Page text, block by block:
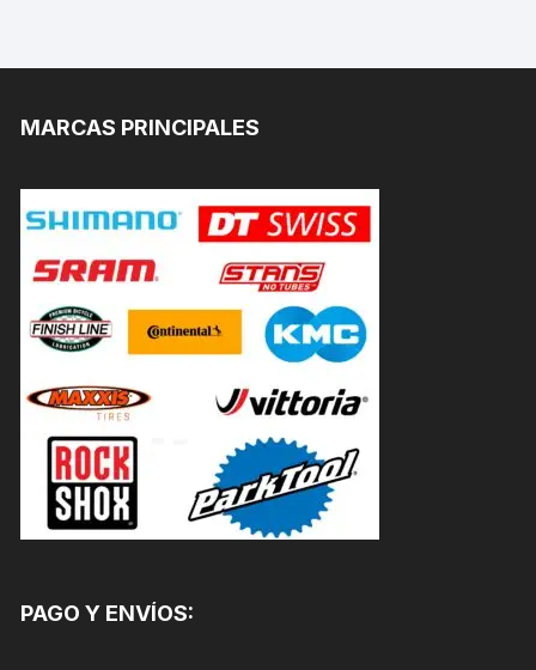
MARCAS PRINCIPALES
PAGO Y ENVÍOS: